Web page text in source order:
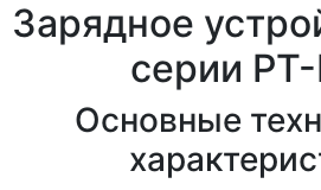
Зарядное
серии
Основные